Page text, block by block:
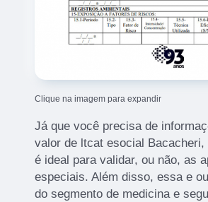
Clique na imagem para expandir
Já que você precisa de
valor de ltcat esocial Bacacheri,
é ideal para validar, ou não, as
especiais. Além disso, essa e
do segmento de medicina e